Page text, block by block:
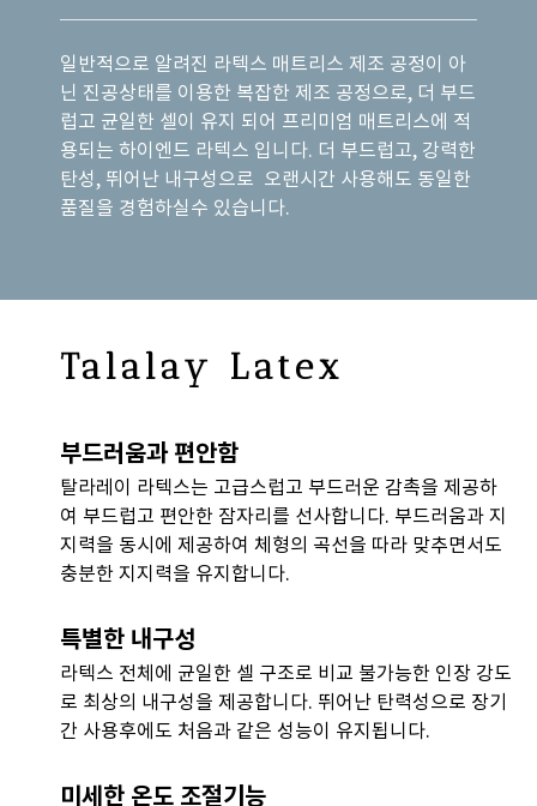
일반적으로 알려진 라텍스 매트리스 제조 공정이 아
닌 진공상태를 이용한 복잡한 제조 공정으로, 더 부드
럽고 균일한 셀이 유지 되어 프리미엄 매트리스에 적
용되는 하이엔드 라텍스 입니다. 더 부드럽고, 강력한
탄성, 뛰어난 내구성으로 오랜시간 사용해도 동일한
품질을 경험하실수 있습니다.
Talalay Latex
부드러움과 편안함
탈라레이 라텍스는 고급스럽고 부드러운 감촉을 제공하
여 부드럽고 편안한 잠자리를 선사합니다. 부드러움과 지
지력을 동시에 제공하여 체형의 곡선을 따라 맞추면서도
충분한 지지력을 유지합니다.
특별한 내구성
라텍스 전체에 균일한 셀 구조로 비교 불가능한 인장 강도
로 최상의 내구성을 제공합니다. 뛰어난 탄력성으로 장기
간 사용후에도 처음과 같은 성능이 유지됩니다.
미세한 온도 조절기능